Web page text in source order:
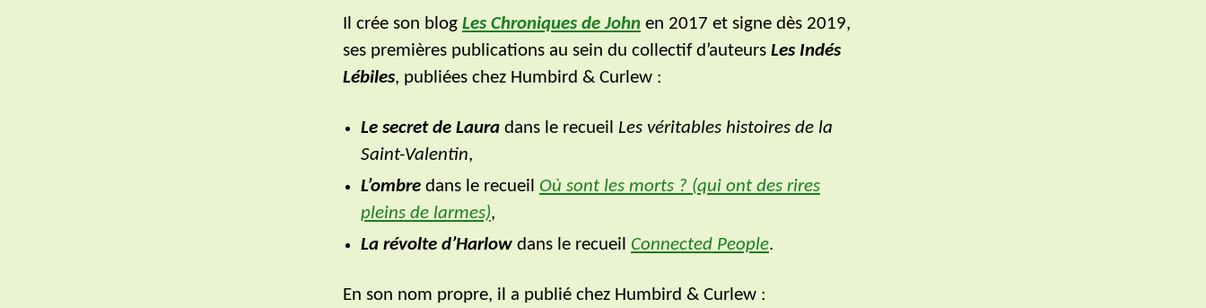
Il crée son blog Les Chroniques de John en 2017 et signe dès 2019,
ses premières publications au sein du collectif d’auteurs Les Indés
Lébiles, publiées chez Humbird & Curlew :
Le secret de Laura dans le recueil Les véritables histoires de la
Saint-Valentin,
L’ombre dans le recueil Où sont les morts ? (qui ont des rires
pleins de larmes),
La révolte d’Harlow dans le recueil Connected People.
En son nom propre, il a publié chez Humbird & Curlew :